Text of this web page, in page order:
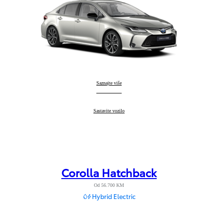
Corolla Sedan
Saznajte više
Corolla Sedan:
Sastavite vozilo
Corolla Hatchback
Od 56.700 KM
Hybrid Electric